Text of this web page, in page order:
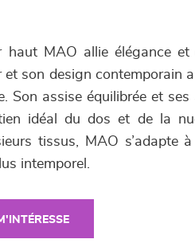
haut MAO allie élégance
et son design contemporain
Son assise équilibrée et
idéal du dos et de la
tissus, MAO s’adapte
intemporel.